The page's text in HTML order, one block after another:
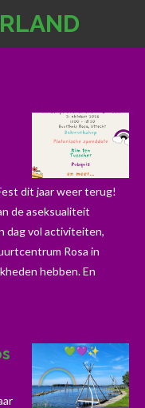
dit jaar weer terug!
de aseksualiteit
dag vol activiteiten,
Rosa in
hebben. En